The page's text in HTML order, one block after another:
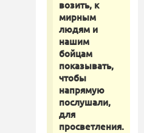
возить, к
мирным
людям и
нашим
бойцам
показывать,
чтобы
напрямую
послушали,
для
просветления.